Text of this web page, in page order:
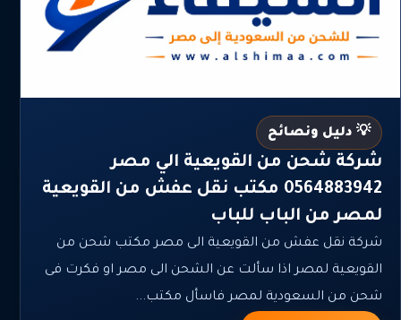
💡 دليل ونصائح
شركة شحن من القويعية الي مصر
0564883942 مكتب نقل عفش من القويعية
لمصر من الباب للباب
شركة نقل عفش من القويعية الى مصر مكتب شحن من
القويعية لمصر اذا سألت عن الشحن الى مصر او فكرت فى
شحن من السعودية لمصر فاسأل مكتب...